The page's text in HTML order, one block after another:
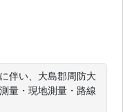
伴い、大島郡周防大
量・現地測量・路線